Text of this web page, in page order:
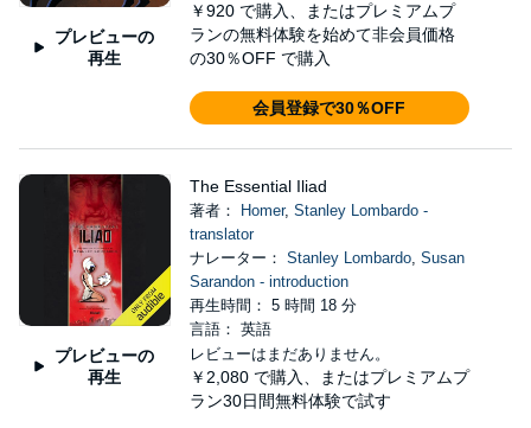
プレビューの
再生
￥920 で購入、またはプレミアムプ
ランの無料体験を始めて非会員価格
の30％OFF で購入
会員登録で30％OFF
プレビューの
再生
The Essential Iliad
著者： Homer, Stanley Lombardo -
translator
ナレーター： Stanley Lombardo, Susan
Sarandon - introduction
再生時間： 5 時間 18 分
言語： 英語
レビューはまだありません。
￥2,080 で購入、またはプレミアムプ
ラン30日間無料体験で試す